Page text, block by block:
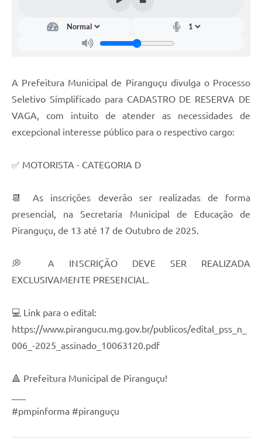
A Prefeitura Municipal de Piranguçu divulga o Processo
Seletivo Simplificado para CADASTRO DE RESERVA DE
VAGA, com intuito de atender as necessidades de
excepcional interesse público para o respectivo cargo:
✅ MOTORISTA - CATEGORIA D
📆 As inscrições deverão ser realizadas de forma
presencial, na Secretaria Municipal de Educação de
Piranguçu, de 13 até 17 de Outubro de 2025.
💭 A INSCRIÇÃO DEVE SER REALIZADA
EXCLUSIVAMENTE PRESENCIAL.
💻 Link para o edital:
https://www.pirangucu.mg.gov.br/publicos/edital_pss_n_
006_-2025_assinado_10063120.pdf
🔺 Prefeitura Municipal de Piranguçu!
#pmpinforma #piranguçu